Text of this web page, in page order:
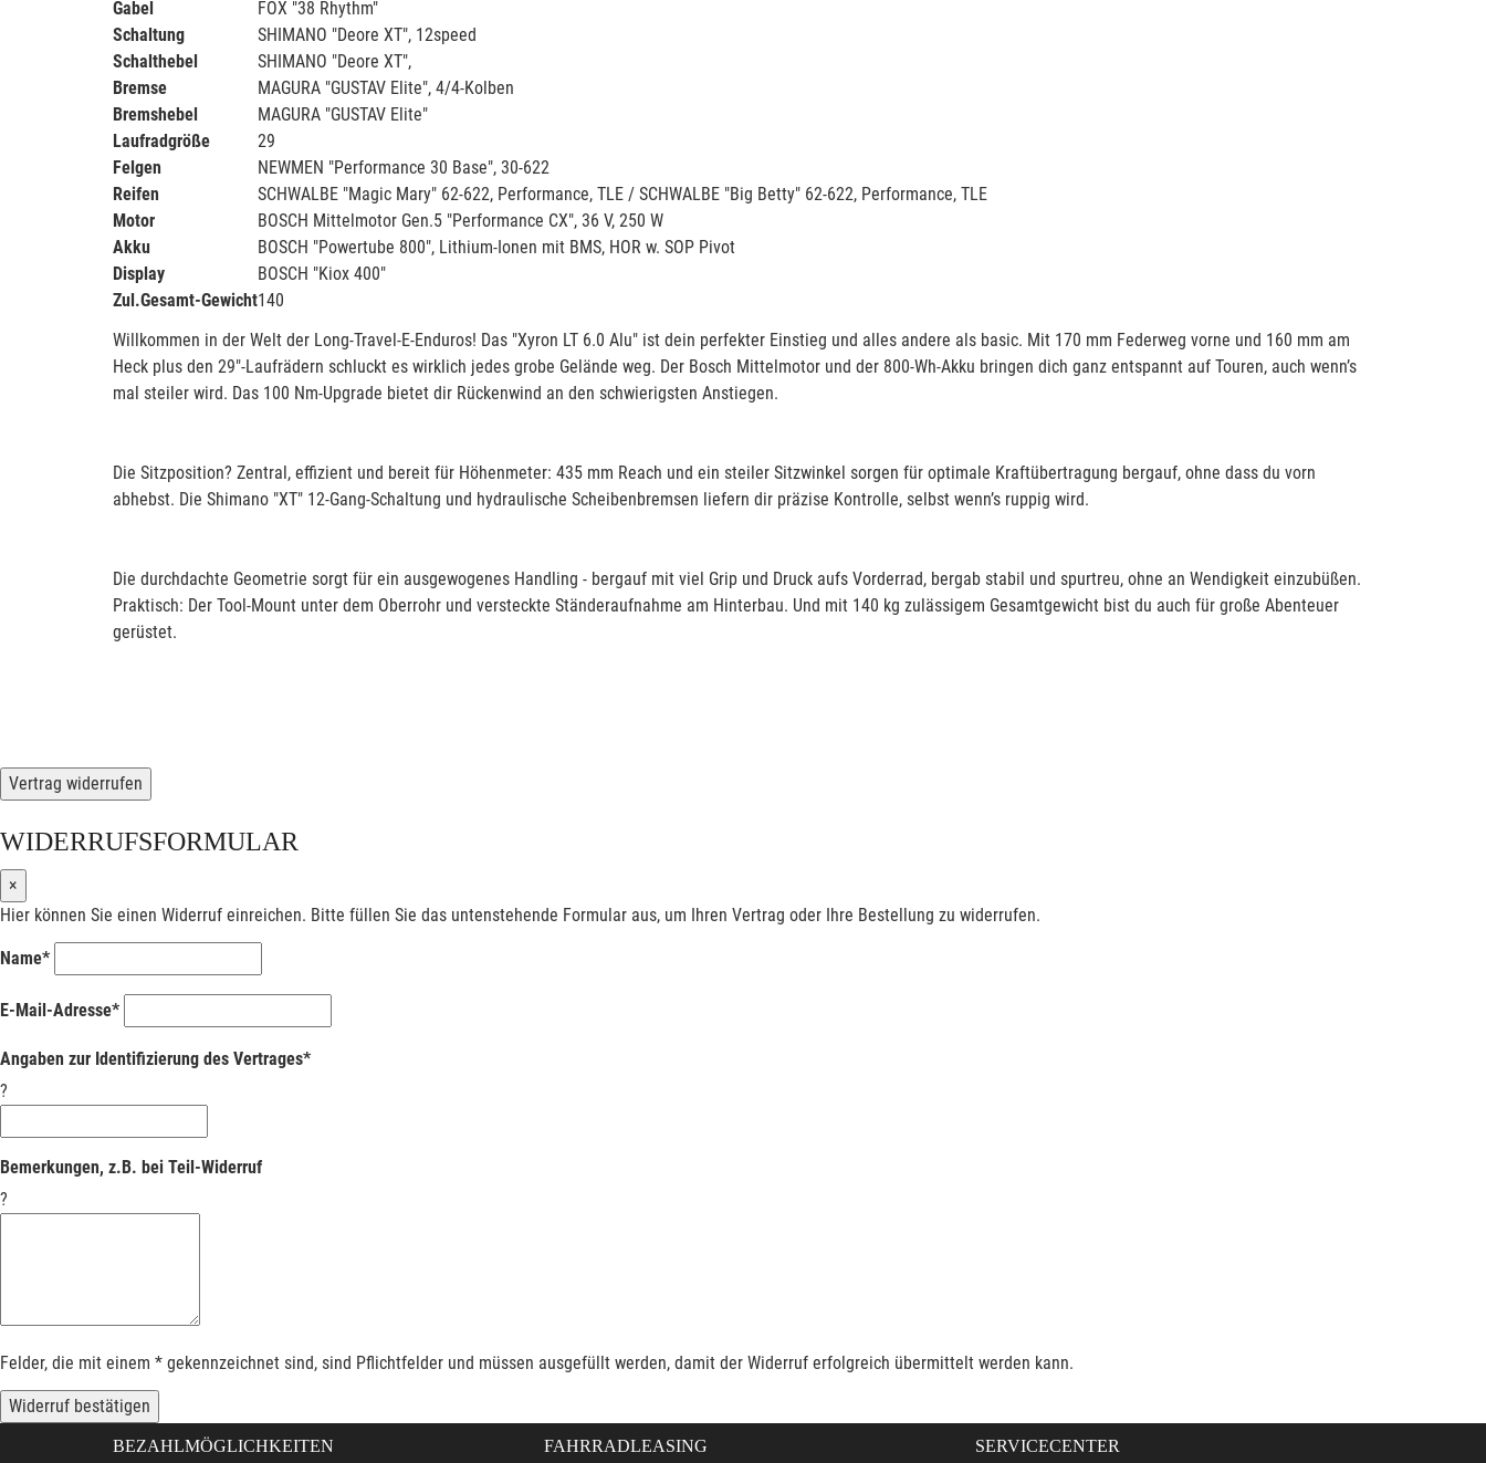
Gabel
FOX "38 Rhythm"
Schaltung
SHIMANO "Deore XT", 12speed
Schalthebel
SHIMANO "Deore XT",
Bremse
MAGURA "GUSTAV Elite", 4/4-Kolben
Bremshebel
MAGURA "GUSTAV Elite"
Laufradgröße
29
Felgen
NEWMEN "Performance 30 Base", 30-622
Reifen
SCHWALBE "Magic Mary" 62-622, Performance, TLE / SCHWALBE "Big Betty" 62-622, Performance, TLE
Motor
BOSCH Mittelmotor Gen.5 "Performance CX", 36 V, 250 W
Akku
BOSCH "Powertube 800", Lithium-Ionen mit BMS, HOR w. SOP Pivot
Display
BOSCH "Kiox 400"
Zul.Gesamt-Gewicht140
Willkommen in der Welt der Long-Travel-E-Enduros! Das "Xyron LT 6.0 Alu" ist dein perfekter Einstieg und alles andere als basic. Mit 170 mm Federweg vorne und 160 mm am
Heck plus den 29"-Laufrädern schluckt es wirklich jedes grobe Gelände weg. Der Bosch Mittelmotor und der 800-Wh-Akku bringen dich ganz entspannt auf Touren, auch wenn’s
mal steiler wird. Das 100 Nm-Upgrade bietet dir Rückenwind an den schwierigsten Anstiegen.
Die Sitzposition? Zentral, effizient und bereit für Höhenmeter: 435 mm Reach und ein steiler Sitzwinkel sorgen für optimale Kraftübertragung bergauf, ohne dass du vorn
abhebst. Die Shimano "XT" 12-Gang-Schaltung und hydraulische Scheibenbremsen liefern dir präzise Kontrolle, selbst wenn’s ruppig wird.
Die durchdachte Geometrie sorgt für ein ausgewogenes Handling - bergauf mit viel Grip und Druck aufs Vorderrad, bergab stabil und spurtreu, ohne an Wendigkeit einzubüßen.
Praktisch: Der Tool-Mount unter dem Oberrohr und versteckte Ständeraufnahme am Hinterbau. Und mit 140 kg zulässigem Gesamtgewicht bist du auch für große Abenteuer
gerüstet.
Vertrag widerrufen
WIDERRUFSFORMULAR
×
Hier können Sie einen Widerruf einreichen. Bitte füllen Sie das untenstehende Formular aus, um Ihren Vertrag oder Ihre Bestellung zu widerrufen.
Name*
E-Mail-Adresse*
Angaben zur Identifizierung des Vertrages*
?
Bemerkungen, z.B. bei Teil-Widerruf
?
Felder, die mit einem * gekennzeichnet sind, sind Pflichtfelder und müssen ausgefüllt werden, damit der Widerruf erfolgreich übermittelt werden kann.
Widerruf bestätigen
BEZAHLMÖGLICHKEITEN FAHRRADLEASING SERVICECENTER